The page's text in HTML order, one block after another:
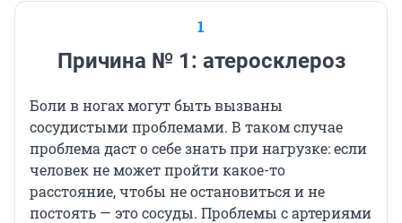
1
Причина № 1: атеросклероз
Боли в ногах могут быть вызваны
сосудистыми проблемами. В таком случае
проблема даст о себе знать при нагрузке: если
человек не может пройти какое-то
расстояние, чтобы не остановиться и не
постоять — это сосуды. Проблемы с артериями